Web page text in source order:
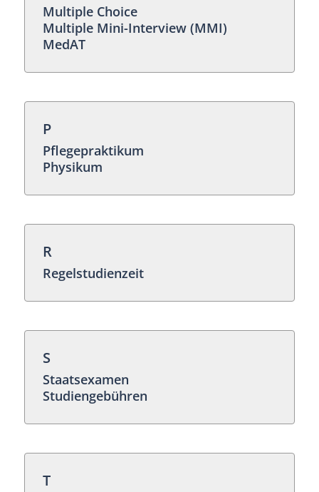
Multiple Choice
Multiple Mini-Interview (MMI)
MedAT
P
Pflegepraktikum
Physikum
R
Regelstudienzeit
S
Staatsexamen
Studiengebühren
T